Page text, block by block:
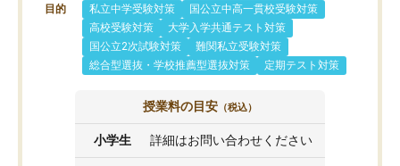
目的 私立中学受験対策
国公立中高一貫校受験対策
高校受験対策
大学入学共通テスト対策
国公立2次試験対策
難関私立受験対策
総合型選抜・学校推薦型選抜対策
定期テスト対策
授業料の目安 （税込）
小学生 詳細はお問い合わせください